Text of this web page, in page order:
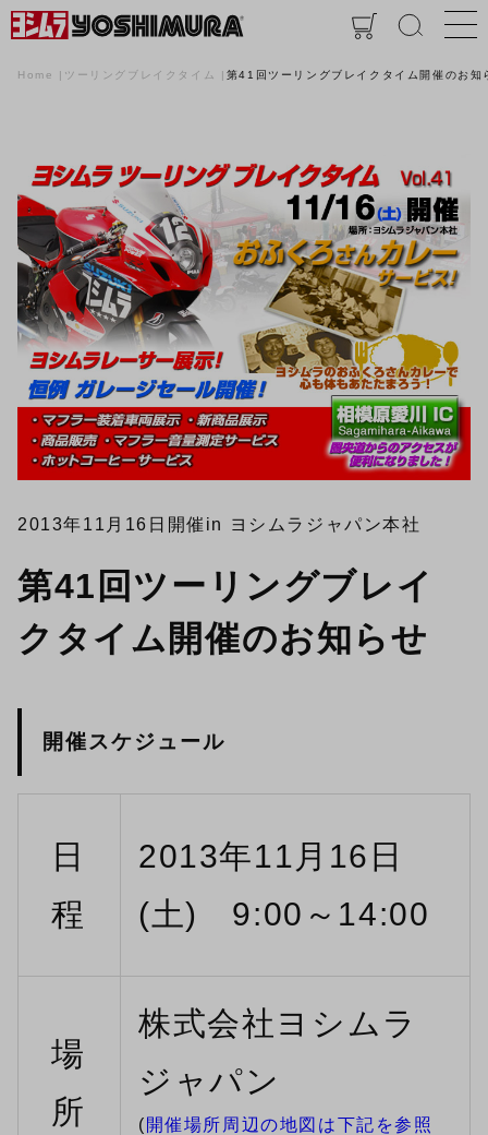
Home ツーリングブレイクタイム 第41回ツーリングブレイクタイム開催のお知
2013年11月16日開催 in ヨシムラジャパン本社
第41回ツーリングブレイ
クタイム開催のお知らせ
開催スケジュール
日
程
2013年11月16日
(土) 9:00～14:00
場
所
株式会社ヨシムラ
ジャパン
( 開催場所周辺の地図は下記を参照